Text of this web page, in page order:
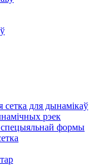
сетка для дынамікаў
рэек
спецыяльнай формы